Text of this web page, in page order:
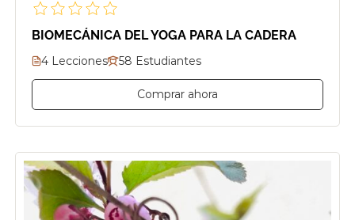
BIOMECÁNICA DEL YOGA PARA LA CADERA
4 Lecciones 58 Estudiantes
Comprar ahora